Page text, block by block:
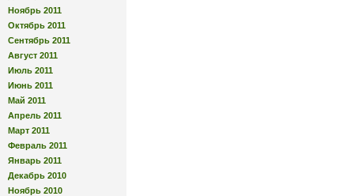
Ноябрь 2011
Октябрь 2011
Сентябрь 2011
Август 2011
Июль 2011
Июнь 2011
Май 2011
Апрель 2011
Март 2011
Февраль 2011
Январь 2011
Декабрь 2010
Ноябрь 2010